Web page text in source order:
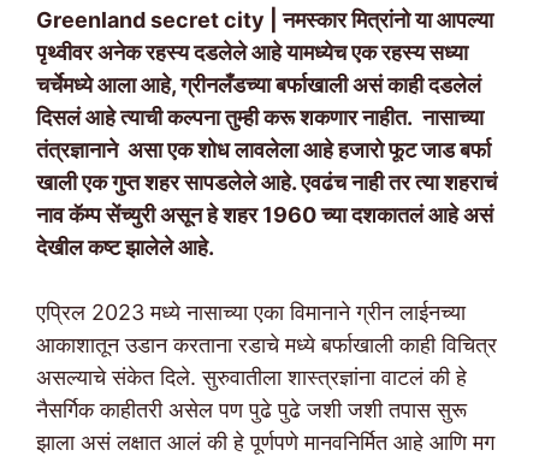
Greenland secret city | नमस्कार मित्रांनो या आपल्या
पृथ्वीवर अनेक रहस्य दडलेले आहे यामध्येच एक रहस्य सध्या
चर्चेमध्ये आला आहे, ग्रीनलँडच्या बर्फाखाली असं काही दडलेलं
दिसलं आहे त्याची कल्पना तुम्ही करू शकणार नाहीत. नासाच्या
तंत्रज्ञानाने असा एक शोध लावलेला आहे हजारो फूट जाड बर्फा
खाली एक गुप्त शहर सापडलेले आहे. एवढंच नाही तर त्या शहराचं
नाव कॅम्प सेंच्युरी असून हे शहर 1960 च्या दशकातलं आहे असं
देखील कष्ट झालेले आहे.
एप्रिल 2023 मध्ये नासाच्या एका विमानाने ग्रीन लाईनच्या
आकाशातून उडान करताना रडाचे मध्ये बर्फाखाली काही विचित्र
असल्याचे संकेत दिले. सुरुवातीला शास्त्रज्ञांना वाटलं की हे
नैसर्गिक काहीतरी असेल पण पुढे पुढे जशी जशी तपास सुरू
झाला असं लक्षात आलं की हे पूर्णपणे मानवनिर्मित आहे आणि मग